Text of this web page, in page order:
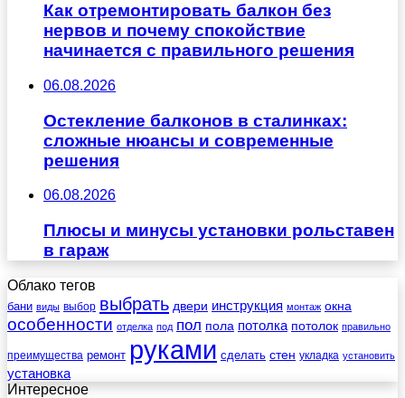
Как отремонтировать балкон без
нервов и почему спокойствие
начинается с правильного решения
06.08.2026
Остекление балконов в сталинках:
сложные нюансы и современные
решения
06.08.2026
Плюсы и минусы установки рольставен
в гараж
Облако тегов
бани виды выбор выбрать двери инструкция монтаж окна
особенности отделка под пол пола потолка потолок правильно
преимущества ремонт руками сделать стен укладка установить
установка
Интересное